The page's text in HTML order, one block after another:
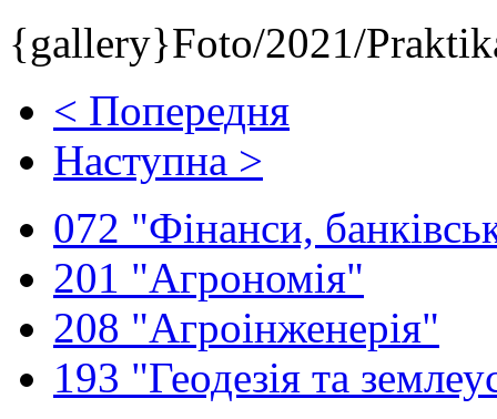
{gallery}Foto/2021/
< Попередня
Наступна >
072 "Фінанси,
201 "Агрономія"
208 "Агроінженерія"
193 "Геодезія та